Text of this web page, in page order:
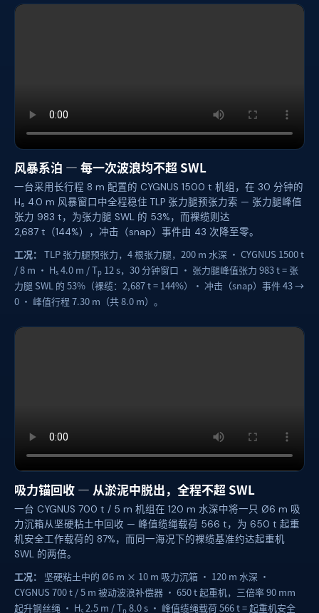
风暴系泊 — 每一次波浪均不超 SWL
一台采用长行程 8 m 配置的 CYGNUS 1500 t 机组，在 30 分钟的
Hs 4.0 m 风暴窗口中全程稳住 TLP 张力腿预张力索 — 张力腿峰值
张力 983 t，为张力腿 SWL 的 53%，而裸缆则达
2,687 t（144%），冲击（snap）事件由 43 次降至零。
工况： TLP 张力腿预张力，4 根张力腿，200 m 水深 · CYGNUS 1500 t
/ 8 m · Hs 4.0 m / Tp 12 s，30 分钟窗口 · 张力腿峰值张力 983 t = 张
力腿 SWL 的 53%（裸缆：2,687 t = 144%）· 冲击（snap）事件 43 →
0 · 峰值行程 7.30 m（共 8.0 m）。
吸力锚回收 — 从淤泥中脱出，全程不超 SWL
一台 CYGNUS 700 t / 5 m 机组在 120 m 水深中将一只 Ø6 m 吸
力沉箱从坚硬粘土中回收 — 峰值缆绳载荷 566 t，为 650 t 起重
机安全工作载荷的 87%，而同一海况下的裸缆基准约达起重机
SWL 的两倍。
工况：
坚硬粘土中的 Ø6 m × 10 m 吸力沉箱 · 120 m 水深 ·
CYGNUS 700 t / 5 m 被动波浪补偿器 · 650 t 起重机，三倍率 90 mm
起升钢丝绳 · Hs 2.5 m / Tp 8.0 s · 峰值缆绳载荷 566 t = 起重机安全